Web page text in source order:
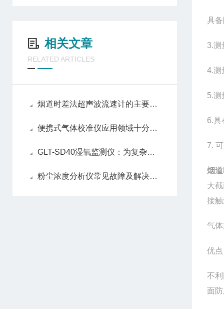
相关文章
RELATED ARTICLES
烟道时差法超声波流速计的主要作用
便携式气体校准仪应用领域十分广泛
GLT-SD40湿氧监测仪：为复杂工况下的烟气排放保驾护航
粉尘浓度分析仪常见故障及解决方案分享
具
3.测
4.测
5.测
6.具
7.
烟
大
接
气
优
不
面